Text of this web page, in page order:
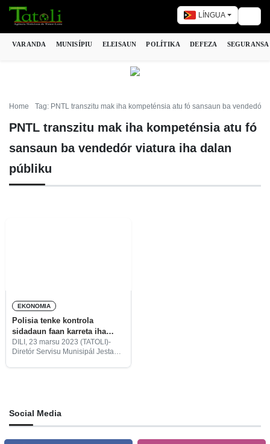
LÍNGUA
VARANDA MUNISÍPIU ELEISAUN POLÍTIKA DEFEZA SEGURANSA
Home Tag: PNTL transzitu mak iha kompeténsia atu fó sansaun ba vendedór
PNTL transzitu mak iha kompeténsia atu fó
sansaun ba vendedór viatura iha dalan
públiku
EKONOMIA
Polisia tenke kontrola
sidadaun faan karreta iha
dalan públiku
DILI, 23 marsu 2023 (TATOLI)-
Diretór Servisu Munisipál Jestaun
oras
Social Media